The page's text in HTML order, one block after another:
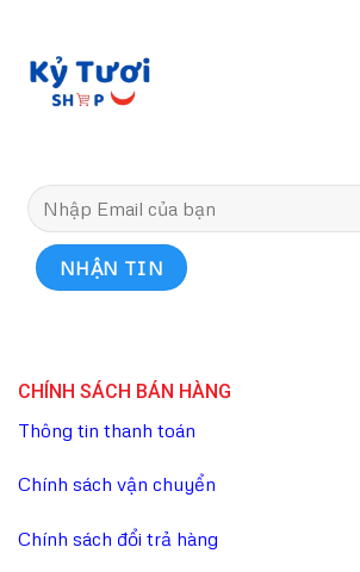
CHÍNH SÁCH BÁN HÀNG
Thông tin thanh toán
Chính sách vận chuyển
Chính sách đổi trả hàng